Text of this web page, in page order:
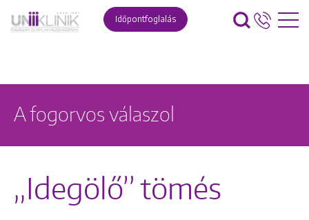
Időpontfoglalás
A fogorvos válaszol
„Idegölő” tömés